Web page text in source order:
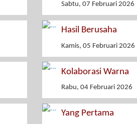
Sabtu, 07 Februari 2026
Hasil Berusaha
Kamis, 05 Februari 2026
Kolaborasi Warna
Rabu, 04 Februari 2026
Yang Pertama